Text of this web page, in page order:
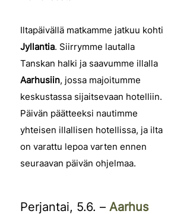
Iltapäivällä matkamme jatkuu kohti
Jyllantia. Siirrymme lautalla
Tanskan halki ja saavumme illalla
Aarhusiin, jossa majoitumme
keskustassa sijaitsevaan hotelliin.
Päivän päätteeksi nautimme
yhteisen illallisen hotellissa, ja ilta
on varattu lepoa varten ennen
seuraavan päivän ohjelmaa.
Perjantai, 5.6. – Aarhus